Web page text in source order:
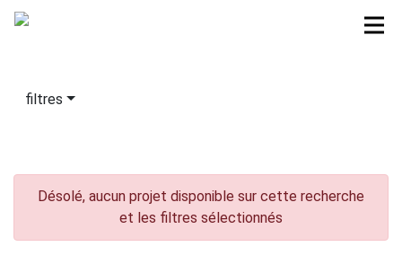
filtres
Désolé, aucun projet disponible sur cette recherche
et les filtres sélectionnés